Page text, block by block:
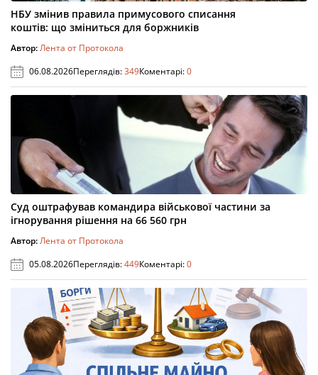
НБУ змінив правила примусового списання
коштів: що зміниться для боржників
Автор:Лента от Протокола
06.08.2026Переглядів:349Коментарі:0
Суд оштрафував командира військової частини за
ігнорування рішення на 66 560 грн
Автор:Лента от Протокола
05.08.2026Переглядів:449Коментарі:0